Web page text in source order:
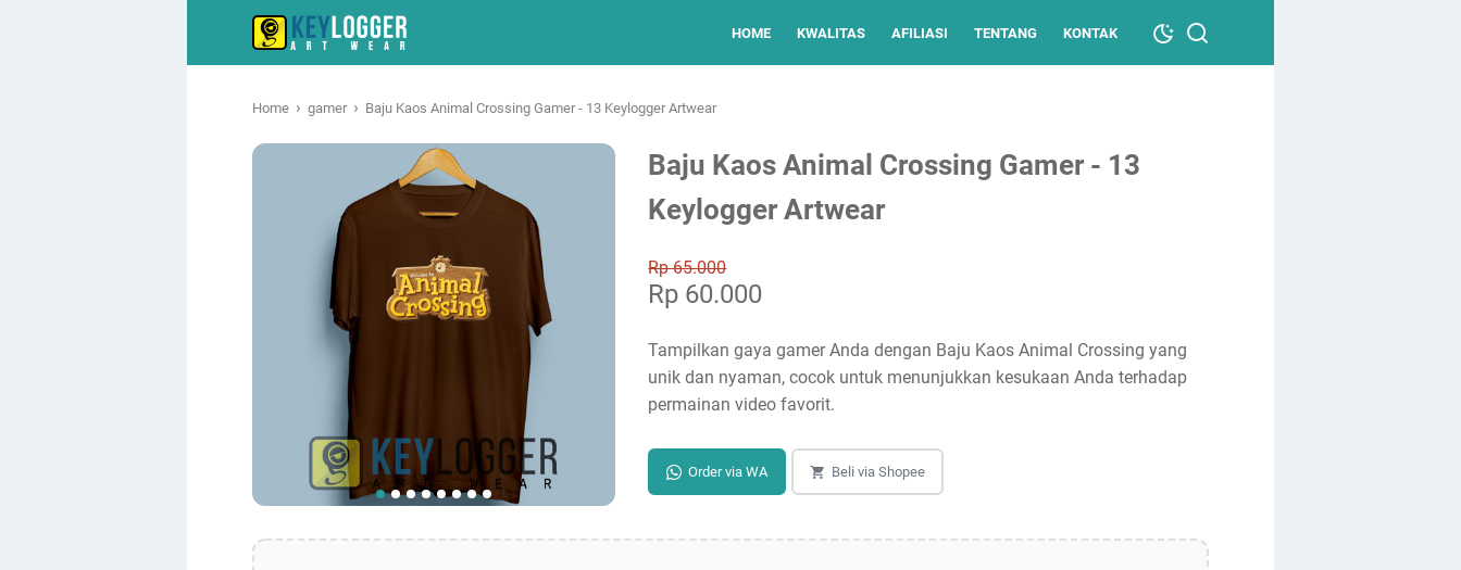
HOME KWALITAS AFILIASI TENTANG KONTAK
Home › gamer › Baju Kaos Animal Crossing Gamer - 13 Keylogger Artwear
Baju Kaos Animal Crossing Gamer - 13
Keylogger Artwear
Rp 65.000
Rp 60.000
Tampilkan gaya gamer Anda dengan Baju Kaos Animal Crossing yang
unik dan nyaman, cocok untuk menunjukkan kesukaan Anda terhadap
permainan video favorit.
Order via WA Beli via Shopee